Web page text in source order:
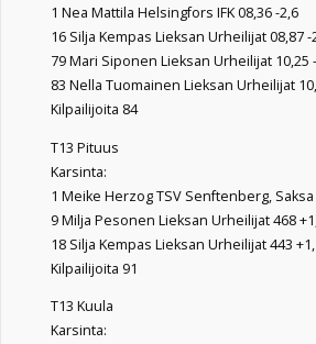
1 Nea Mattila Helsingfors IFK 08,36 -2,6
16 Silja Kempas Lieksan Urheilijat 08,87 -
79 Mari Siponen Lieksan Urheilijat 10,25
83 Nella Tuomainen Lieksan Urheilijat
Kilpailijoita 84
T13 Pituus
Karsinta:
1 Meike Herzog TSV Senftenberg, Saksa
9 Milja Pesonen Lieksan Urheilijat 468
18 Silja Kempas Lieksan Urheilijat 443
Kilpailijoita 91
T13 Kuula
Karsinta: